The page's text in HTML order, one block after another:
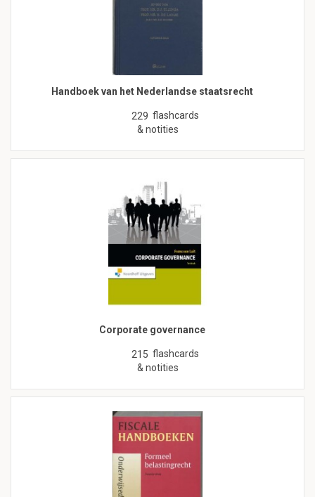
Handboek van het Nederlandse staatsrecht
229 flashcards
& notities
Corporate governance
215 flashcards
& notities